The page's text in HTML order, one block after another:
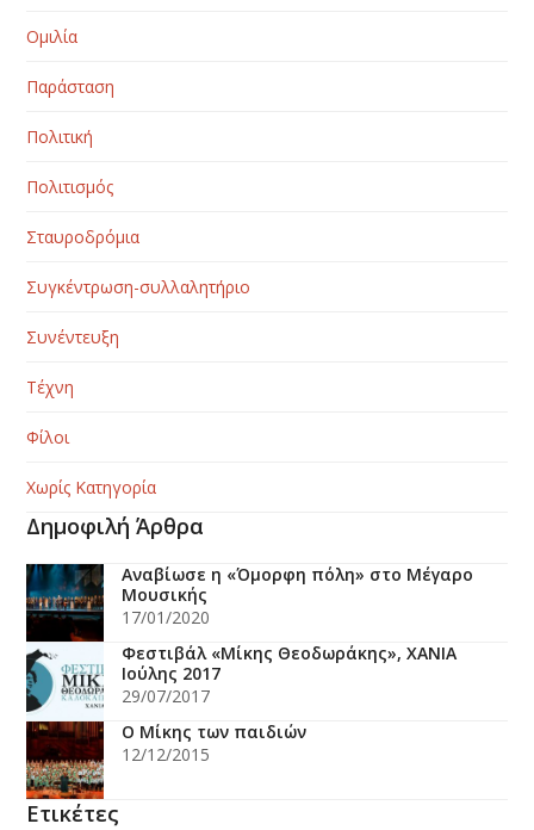
Ομιλία
Παράσταση
Πολιτική
Πολιτισμός
Σταυροδρόμια
Συγκέντρωση-συλλαλητήριο
Συνέντευξη
Τέχνη
Φίλοι
Χωρίς Κατηγορία
Δημοφιλή Άρθρα
Αναβίωσε η «Όμορφη πόλη» στο Μέγαρο
Μουσικής
17/01/2020
Φεστιβάλ «Μίκης Θεοδωράκης», ΧΑΝΙΑ
Ιούλης 2017
29/07/2017
Ο Μίκης των παιδιών
12/12/2015
Ετικέτες